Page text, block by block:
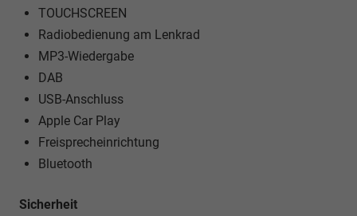
TOUCHSCREEN
Radiobedienung am Lenkrad
MP3-Wiedergabe
DAB
USB-Anschluss
Apple Car Play
Freisprecheinrichtung
Bluetooth
Sicherheit